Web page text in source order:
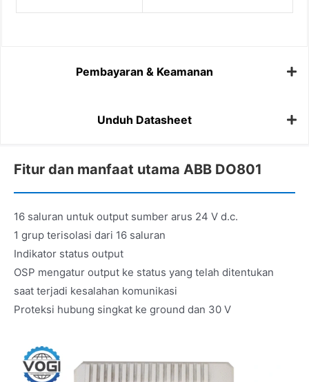
Pembayaran & Keamanan
Unduh Datasheet
Fitur dan manfaat utama ABB DO801
16 saluran untuk output sumber arus 24 V d.c.
1 grup terisolasi dari 16 saluran
Indikator status output
OSP mengatur output ke status yang telah ditentukan
saat terjadi kesalahan komunikasi
Proteksi hubung singkat ke ground dan 30 V